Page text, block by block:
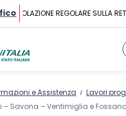
principale
CIRCOLAZIONE REGOLARE SULLA
e Assistenza
Lavori
– Savona – Ventimiglia e Fossano –